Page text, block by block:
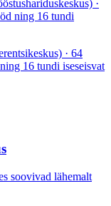
·
ning 16 tundi
· 64
16 tundi iseseisvat
soovivad lähemalt